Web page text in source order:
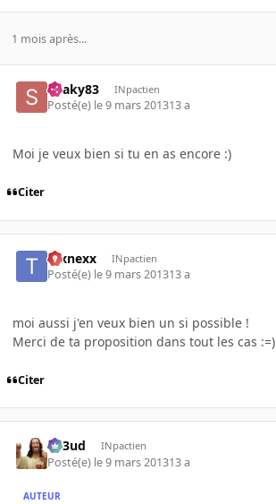
1 mois après...
Snaky83 INpactien
Posté(e) le 9 mars 201313 a
Moi je veux bien si tu en as encore :)
Citer
texnexx INpactien
Posté(e) le 9 mars 201313 a
moi aussi j'en veux bien un si possible !
Merci de ta proposition dans tout les cas :=)
Citer
Sp3ud INpactien
Posté(e) le 9 mars 201313 a
AUTEUR